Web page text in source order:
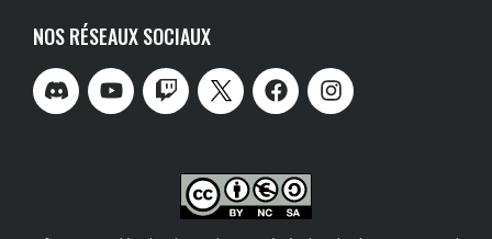
NOS RÉSEAUX SOCIAUX